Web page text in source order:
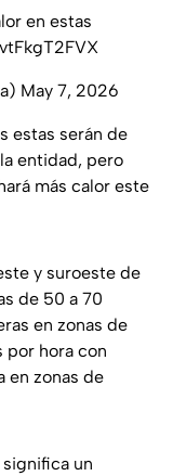
en estas
May 7, 2026
estas serán de
entidad, pero
más calor este
y suroeste de
de 50 a 70
en zonas de
por hora con
en zonas de
un